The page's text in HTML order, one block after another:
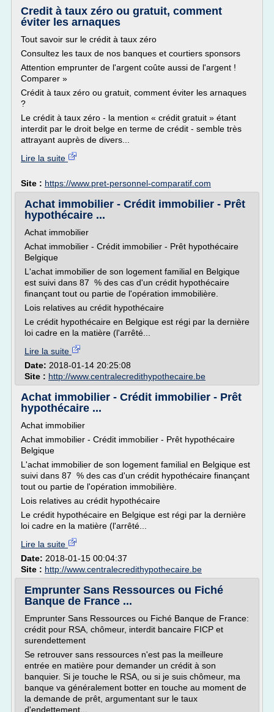
Credit à taux zéro ou gratuit, comment
éviter les arnaques
Tout savoir sur le crédit à taux zéro
Consultez les taux de nos banques et courtiers sponsors
Attention emprunter de l'argent coûte aussi de l'argent !
Comparer »
Crédit à taux zéro ou gratuit, comment éviter les arnaques
?
Le crédit à taux zéro - la mention « crédit gratuit » étant
interdit par le droit belge en terme de crédit - semble très
attrayant auprès de divers...
Lire la suite
Site : https://www.pret-personnel-comparatif.com
Achat immobilier - Crédit immobilier - Prêt
hypothécaire ...
Achat immobilier
Achat immobilier - Crédit immobilier - Prêt hypothécaire
Belgique
L'achat immobilier de son logement familial en Belgique
est suivi dans 87 % des cas d'un crédit hypothécaire
finançant tout ou partie de l'opération immobilière.
Lois relatives au crédit hypothécaire
Le crédit hypothécaire en Belgique est régi par la dernière
loi cadre en la matière (l'arrêté...
Lire la suite
Date: 2018-01-14 20:25:08
Site : http://www.centralecredithypothecaire.be
Achat immobilier - Crédit immobilier - Prêt
hypothécaire ...
Achat immobilier
Achat immobilier - Crédit immobilier - Prêt hypothécaire
Belgique
L'achat immobilier de son logement familial en Belgique est
suivi dans 87 % des cas d'un crédit hypothécaire finançant
tout ou partie de l'opération immobilière.
Lois relatives au crédit hypothécaire
Le crédit hypothécaire en Belgique est régi par la dernière
loi cadre en la matière (l'arrêté...
Lire la suite
Date: 2018-01-15 00:04:37
Site : http://www.centralecredithypothecaire.be
Emprunter Sans Ressources ou Fiché
Banque de France ...
Emprunter Sans Ressources ou Fiché Banque de France:
crédit pour RSA, chômeur, interdit bancaire FICP et
surendettement
Se retrouver sans ressources n'est pas la meilleure
entrée en matière pour demander un crédit à son
banquier. Si je touche le RSA, ou si je suis chômeur, ma
banque va généralement botter en touche au moment de
la demande de prêt, argumentant sur le taux
d'endettement...